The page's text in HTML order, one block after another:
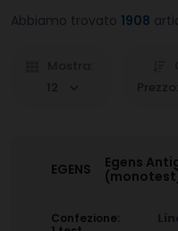
Abbiamo trovato 1908
12
EGENS
Egens
Confezione: